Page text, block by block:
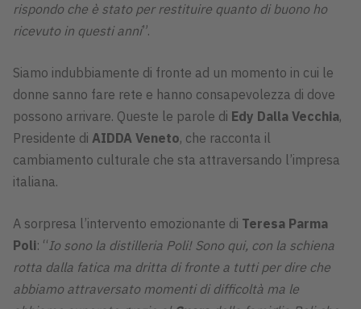
rispondo che è stato per restituire quanto di buono ho
ricevuto in questi anni”.
Siamo indubbiamente di fronte ad un momento in cui le
donne sanno fare rete e hanno consapevolezza di dove
possono arrivare. Queste le parole di Edy Dalla Vecchia,
Presidente di AIDDA Veneto, che racconta il
cambiamento culturale che sta attraversando l’impresa
italiana.
A sorpresa l’intervento emozionante di Teresa Parma
Poli: “Io sono la distilleria Poli! Sono qui, con la schiena
rotta dalla fatica ma dritta di fronte a tutti per dire che
abbiamo attraversato momenti di difficoltà ma le